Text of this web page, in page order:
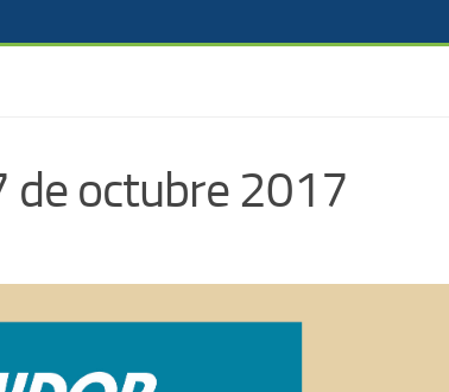
de octubre 2017